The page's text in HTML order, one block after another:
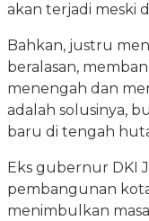
akan terjadi meski
Bahkan, justru
beralasan,
menengah dan
adalah solusinya,
baru di tengah
Eks gubernur DKI
pembangunan
menimbulkan